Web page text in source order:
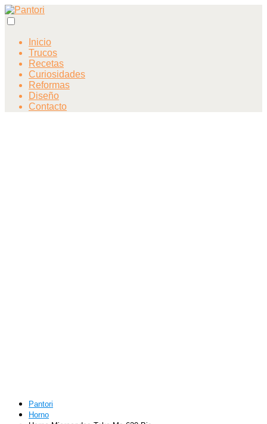
Inicio
Trucos
Recetas
Curiosidades
Reformas
Diseño
Contacto
Pantori
Horno